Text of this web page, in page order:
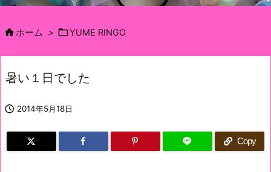

ホーム > YUME RINGO
暑い１日でした
 2014年5月18日
Copy